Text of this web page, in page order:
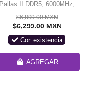
Pallas II DDR5, 6000MHz,
24GB, CL30, Negro
$6,899.00 MXN
$6,299.00 MXN
Con existencia
AGREGAR